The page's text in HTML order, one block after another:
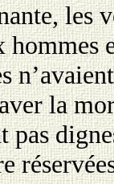
les
hommes
la
pas